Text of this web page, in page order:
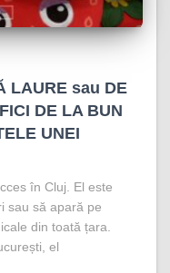
LAURE sau DE
DE LA BUN
UNEI
în Cluj. El este
sau să apară pe
din toată țara.
el